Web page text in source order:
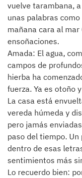
vuelve tarambana,
unas palabras
mañana cara al
ensoñaciones.
Amada: El agua,
campos de
hierba ha
fuerza. Ya es otoño
La casa está
vereda húmeda y
pero jamás
paso del tiempo.
dentro de esas
sentimientos más
Lo recuerdo bien: